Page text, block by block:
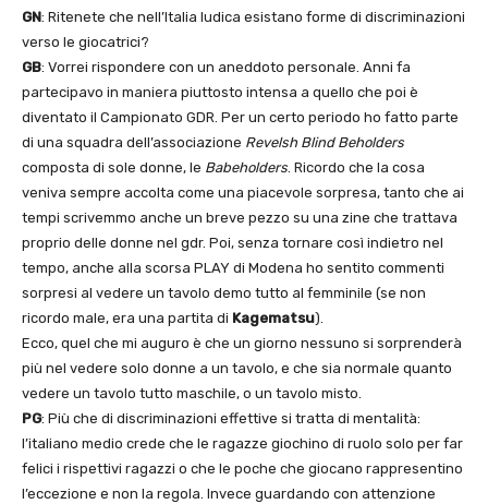
GN: Ritenete che nell’Italia ludica esistano forme di discriminazioni
verso le giocatrici?
GB: Vorrei rispondere con un aneddoto personale. Anni fa
partecipavo in maniera piuttosto intensa a quello che poi è
diventato il Campionato GDR. Per un certo periodo ho fatto parte
di una squadra dell’associazione Revelsh Blind Beholders
composta di sole donne, le Babeholders. Ricordo che la cosa
veniva sempre accolta come una piacevole sorpresa, tanto che ai
tempi scrivemmo anche un breve pezzo su una zine che trattava
proprio delle donne nel gdr. Poi, senza tornare così indietro nel
tempo, anche alla scorsa PLAY di Modena ho sentito commenti
sorpresi al vedere un tavolo demo tutto al femminile (se non
ricordo male, era una partita di Kagematsu).
Ecco, quel che mi auguro è che un giorno nessuno si sorprenderà
più nel vedere solo donne a un tavolo, e che sia normale quanto
vedere un tavolo tutto maschile, o un tavolo misto.
PG: Più che di discriminazioni effettive si tratta di mentalità:
l’italiano medio crede che le ragazze giochino di ruolo solo per far
felici i rispettivi ragazzi o che le poche che giocano rappresentino
l’eccezione e non la regola. Invece guardando con attenzione